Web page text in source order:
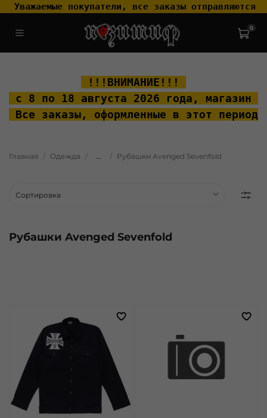
Уважаемые покупатели, все заказы отправляются
0
!!!ВНИМАНИЕ!!!
с 8 по 18 августа 2026 года, магазин
Все заказы, оформленные в этот
Главная Одежда Рубашки Avenged Sevenfold
Рубашки Avenged Sevenfold